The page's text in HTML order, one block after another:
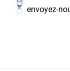
envoyez-